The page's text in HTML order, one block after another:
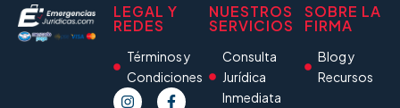
LEGAL Y
REDES
Términos y
Condiciones
NUESTROS
SERVICIOS
Consulta
Jurídica
Inmediata
SOBRE LA
FIRMA
Blog y
Recursos